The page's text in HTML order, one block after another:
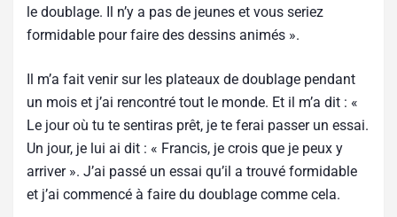
le doublage. Il n’y a pas de jeunes et vous seriez
formidable pour faire des dessins animés ».
Il m’a fait venir sur les plateaux de doublage pendant
un mois et j’ai rencontré tout le monde. Et il m’a dit : «
Le jour où tu te sentiras prêt, je te ferai passer un essai.
Un jour, je lui ai dit : « Francis, je crois que je peux y
arriver ». J’ai passé un essai qu’il a trouvé formidable
et j’ai commencé à faire du doublage comme cela.